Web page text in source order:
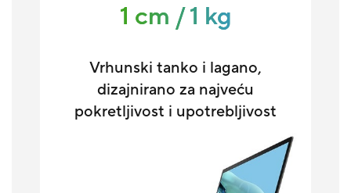
1 cm / 1 kg
Vrhunski tanko i lagano,
dizajnirano za najveću
pokretljivost i upotrebljivost